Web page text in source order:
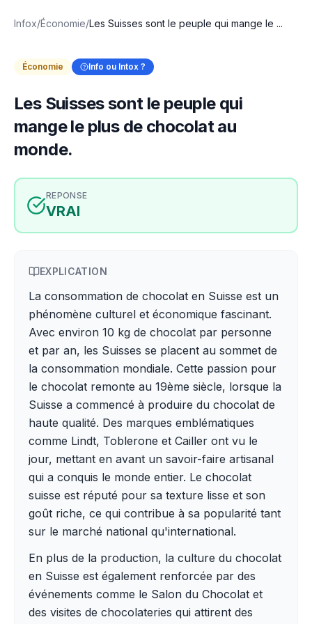
Infox/Économie/Les Suisses sont le peuple qui mange le ...
Économie Info ou Intox ?
Les Suisses sont le peuple qui
mange le plus de chocolat au
monde.
REPONSE
VRAI
EXPLICATION
La consommation de chocolat en Suisse est un
phénomène culturel et économique fascinant.
Avec environ 10 kg de chocolat par personne
et par an, les Suisses se placent au sommet de
la consommation mondiale. Cette passion pour
le chocolat remonte au 19ème siècle, lorsque la
Suisse a commencé à produire du chocolat de
haute qualité. Des marques emblématiques
comme Lindt, Toblerone et Cailler ont vu le
jour, mettant en avant un savoir-faire artisanal
qui a conquis le monde entier. Le chocolat
suisse est réputé pour sa texture lisse et son
goût riche, ce qui contribue à sa popularité tant
sur le marché national qu'international.
En plus de la production, la culture du chocolat
en Suisse est également renforcée par des
événements comme le Salon du Chocolat et
des visites de chocolateries qui attirent des